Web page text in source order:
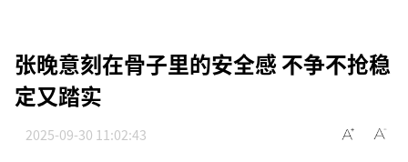
张晚意刻在骨子里的安全感 不争不抢稳
定又踏实
2025-09-30 11:02:43